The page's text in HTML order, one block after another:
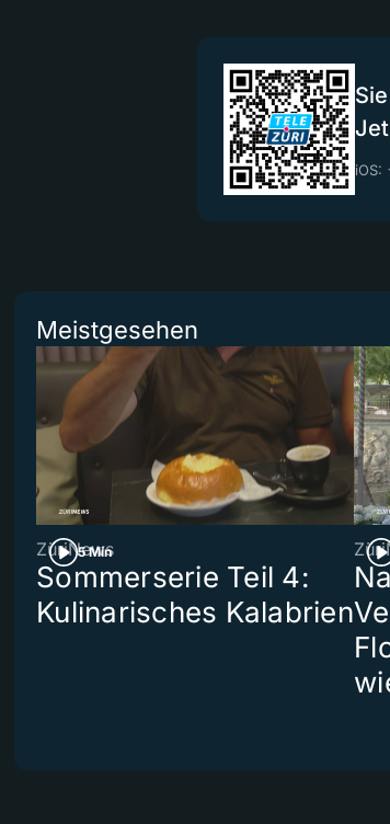
iOS:
Meistgesehen
5 Min
ZüriNews
Sommerserie Teil 4:
Kulinarisches Kalabrien